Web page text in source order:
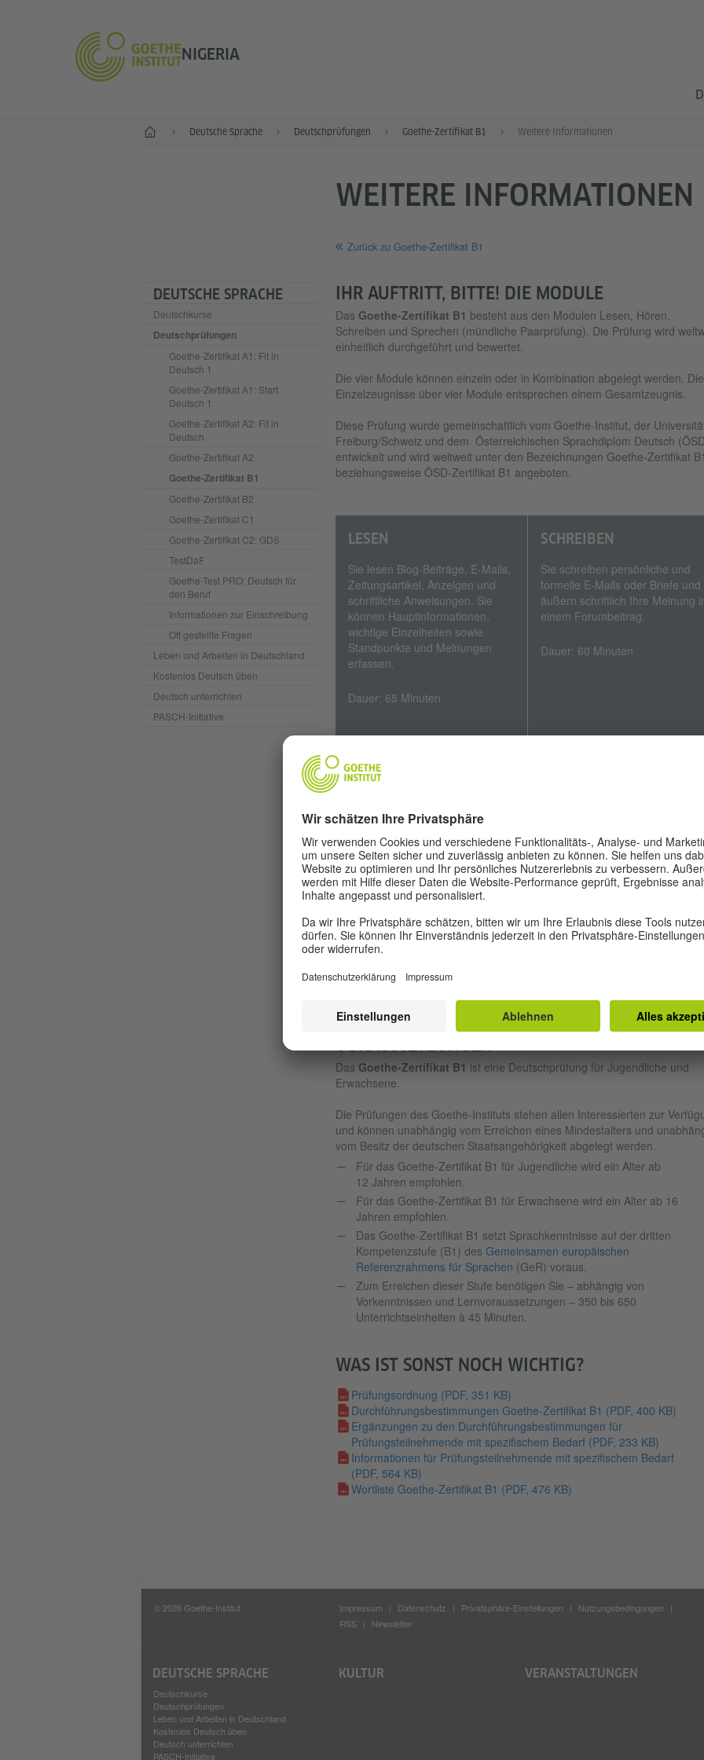
NIGERIA
Start Deutsche Sprache Deutschprüfungen Goethe-Zertifikat B1 Weitere Informationen
DEUTSCHE SPRACHE
Deutschkurse
Deutschprüfungen
Goethe-Zertifikat A1: Fit in
Deutsch 1
Goethe-Zertifikat A1: Start
Deutsch 1
Goethe-Zertifikat A2: Fit in
Deutsch
Goethe-Zertifikat A2
Goethe-Zertifikat B1
Goethe-Zertifikat B2
Goethe-Zertifikat C1
Goethe-Zertifikat C2: GDS
TestDaF
Goethe-Test PRO: Deutsch für
den Beruf
Informationen zur Einschreibung
Oft gestellte Fragen
Leben und Arbeiten in Deutschland
Kostenlos Deutsch üben
Deutsch unterrichten
PASCH-Initiative
WEITERE INFORMATIONEN
Zurück zu Goethe-Zertifikat B1
IHR AUFTRITT, BITTE! DIE MODULE
Das Goethe-Zertifikat B1 besteht aus den Modulen Lesen, Hören,
Schreiben und Sprechen (mündliche Paarprüfung). Die Prüfung wird
einheitlich durchgeführt und bewertet.
Die vier Module können einzeln oder in Kombination abgelegt werden. Die
Einzelzeugnisse über vier Module entsprechen einem Gesamtzeugnis.
Diese Prüfung wurde gemeinschaftlich vom Goethe-Institut, der
Freiburg/Schweiz und dem Österreichischen Sprachdiplom Deutsch
entwickelt und wird weltweit unter den Bezeichnungen Goethe-Zertifikat B1
beziehungsweise ÖSD-Zertifikat B1 angeboten.
LESEN
Sie lesen Blog-Beiträge, E‑Mails,
Zeitungsartikel, Anzeigen und
schriftliche Anweisungen. Sie
können Hauptinformationen,
wichtige Einzelheiten sowie
Standpunkte und Meinungen
erfassen.
Dauer: 65 Minuten
SCHREIBEN
Sie schreiben persönliche und
formelle E‑Mails oder Briefe und
äußern schriftlich Ihre Meinung
einem Forumbeitrag.
Dauer: 60 Minuten
HÖREN
sowie Diskussionen aus dem
Radio. Sie können
Hauptaussagen und wichtige
Einzelheiten erfassen.
Dauer: 40 Minuten
Dabei reagieren Sie auf Fragen,
äußern Ihre Meinung und
unterbreiten Vorschläge. Sie
tragen eine Präsentation zu
vor und beantworten Fragen
dazu.
Das Goethe-Zertifikat B1 ist eine Deutschprüfung für Jugendliche und
Erwachsene.
Die Prüfungen des Goethe-Instituts stehen allen Interessierten zur
und können unabhängig vom Erreichen eines Mindestalters und
vom Besitz der deutschen Staatsangehörigkeit abgelegt werden.
Für das Goethe-Zertifikat B1 für Jugendliche wird ein Alter ab
12 Jahren empfohlen.
Für das Goethe-Zertifikat B1 für Erwachsene wird ein Alter ab 16
Jahren empfohlen.
Das Goethe-Zertifikat B1 setzt Sprachkenntnisse auf der dritten
Kompetenzstufe (B1) des Gemeinsamen europäischen
Referenzrahmens für Sprachen (GeR) voraus.
Zum Erreichen dieser Stufe benötigen Sie – abhängig von
Vorkenntnissen und Lernvoraussetzungen – 350 bis 650
Unterrichtseinheiten à 45 Minuten.
WAS IST SONST NOCH WICHTIG?
Prüfungsordnung (PDF, 351 KB)
Durchführungsbestimmungen Goethe-Zertifikat B1 (PDF, 400 KB)
Ergänzungen zu den Durchführungsbestimmungen für
Prüfungsteilnehmende mit spezifischem Bedarf (PDF, 233 KB)
Informationen für Prüfungsteilnehmende mit spezifischem Bedarf
(PDF, 564 KB)
Wortliste Goethe-Zertifikat B1 (PDF, 476 KB)
© 2026 Goethe-Institut Impressum Datenschutz Privatsphäre-Einstellungen
Nutzungsbedingungen
RSS
Newsletter
DEUTSCHE SPRACHE
Deutschkurse
Deutschprüfungen
Leben und Arbeiten in Deutschland
Kostenlos Deutsch üben
Deutsch unterrichten
PASCH-Initiative
KULTUR VERANSTALTUNGEN